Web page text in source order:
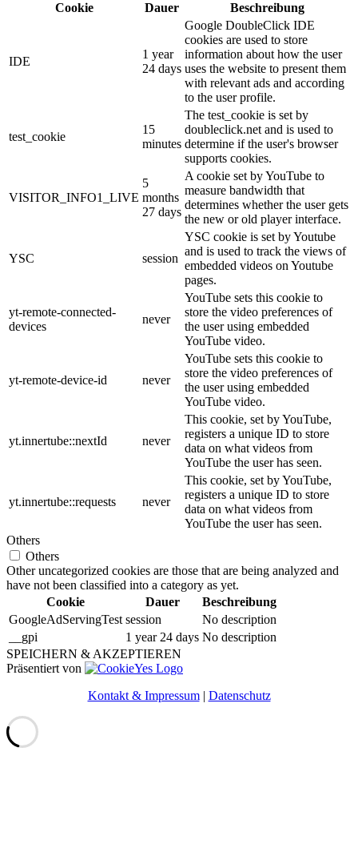
Cookie
Dauer Beschreibung
IDE
1 year
24 days
Google DoubleClick IDE
cookies are used to store
information about how the user
uses the website to present them
with relevant ads and according
to the user profile.
test_cookie
15
minutes
The test_cookie is set by
doubleclick.net and is used to
determine if the user's browser
supports cookies.
VISITOR_INFO1_LIVE
5
months
27 days
A cookie set by YouTube to
measure bandwidth that
determines whether the user gets
the new or old player interface.
YSC session
YSC cookie is set by Youtube
and is used to track the views of
embedded videos on Youtube
pages.
yt-remote-connected-
devices
never
YouTube sets this cookie to
store the video preferences of
the user using embedded
YouTube video.
yt-remote-device-id never
YouTube sets this cookie to
store the video preferences of
the user using embedded
YouTube video.
yt.innertube::nextId never
This cookie, set by YouTube,
registers a unique ID to store
data on what videos from
YouTube the user has seen.
yt.innertube::requests never
This cookie, set by YouTube,
registers a unique ID to store
data on what videos from
YouTube the user has seen.
Others
Others
Other uncategorized cookies are those that are being analyzed and
have not been classified into a category as yet.
Cookie
Dauer
Beschreibung
GoogleAdServingTest session
No description
__gpi
1 year 24 days No description
SPEICHERN & AKZEPTIEREN
Präsentiert von
Kontakt & Impressum| Datenschutz